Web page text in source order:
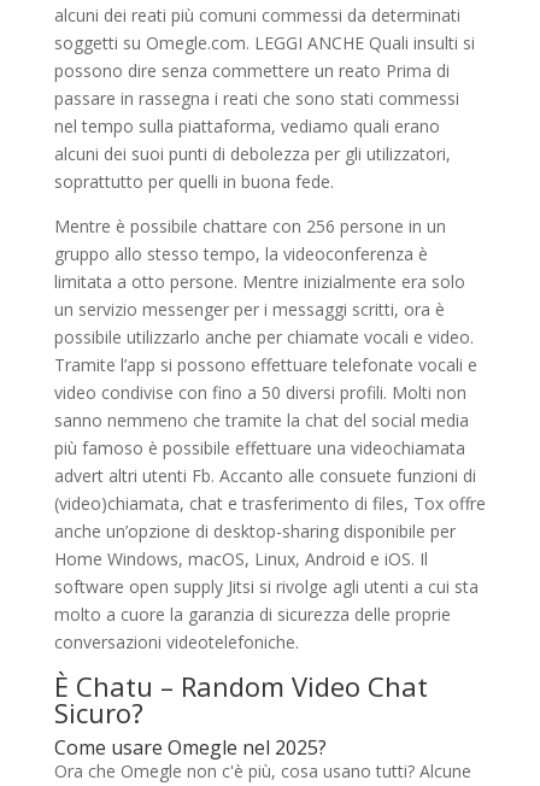
alcuni dei reati più comuni commessi da determinati
soggetti su Omegle.com. LEGGI ANCHE Quali insulti si
possono dire senza commettere un reato Prima di
passare in rassegna i reati che sono stati commessi
nel tempo sulla piattaforma, vediamo quali erano
alcuni dei suoi punti di debolezza per gli utilizzatori,
soprattutto per quelli in buona fede.
Mentre è possibile chattare con 256 persone in un
gruppo allo stesso tempo, la videoconferenza è
limitata a otto persone. Mentre inizialmente era solo
un servizio messenger per i messaggi scritti, ora è
possibile utilizzarlo anche per chiamate vocali e video.
Tramite l’app si possono effettuare telefonate vocali e
video condivise con fino a 50 diversi profili. Molti non
sanno nemmeno che tramite la chat del social media
più famoso è possibile effettuare una videochiamata
advert altri utenti Fb. Accanto alle consuete funzioni di
(video)chiamata, chat e trasferimento di files, Tox offre
anche un’opzione di desktop-sharing disponibile per
Home Windows, macOS, Linux, Android e iOS. Il
software open supply Jitsi si rivolge agli utenti a cui sta
molto a cuore la garanzia di sicurezza delle proprie
conversazioni videotelefoniche.
È Chatu – Random Video Chat
Sicuro?
Come usare Omegle nel 2025?
Ora che Omegle non c'è più, cosa usano tutti? Alcune